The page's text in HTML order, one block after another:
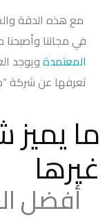
مع هذه الدقة
في مجالنا
المعتمدةويوجد
تعرفها عن شركة
ما
غيرها
أفضل